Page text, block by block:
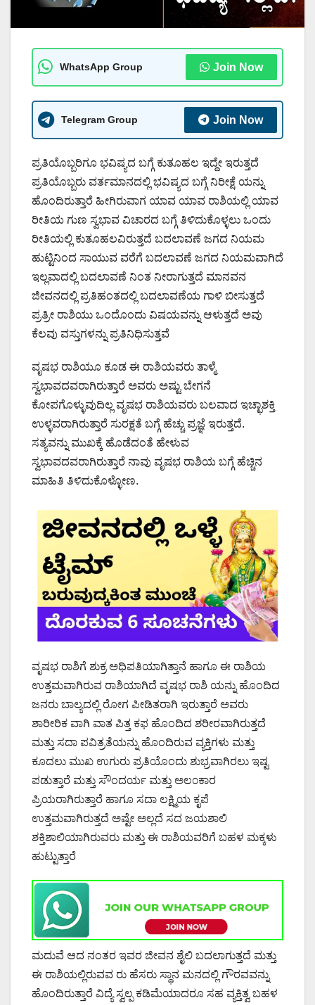
WhatsApp Group Join Now
Telegram Group Join Now
ಪ್ರತಿಯೊಬ್ಬರಿಗೂ ಭವಿಷ್ಯದ ಬಗ್ಗೆ ಕುತೂಹಲ ಇದ್ದೇ ಇರುತ್ತದೆ
ಪ್ರತಿಯೊಬ್ಬರು ವರ್ತಮಾನದಲ್ಲಿ ಭವಿಷ್ಯದ ಬಗ್ಗೆ ನಿರೀಕ್ಷೆ ಯನ್ನು
ಹೊಂದಿರುತ್ತಾರೆ ಹೀಗಿರುವಾಗ ಯಾವ ಯಾವ ರಾಶಿಯಲ್ಲಿ ಯಾವ
ರೀತಿಯ ಗುಣ ಸ್ವಭಾವ ವಿಚಾರದ ಬಗ್ಗೆ ತಿಳಿದುಕೊಳ್ಳಲು ಒಂದು
ರೀತಿಯಲ್ಲಿ ಕುತೂಹಲವಿರುತ್ತದೆ ಬದಲಾವಣೆ ಜಗದ ನಿಯಮ
ಹುಟ್ಟಿನಿಂದ ಸಾಯುವ ವರೆಗೆ ಬದಲಾವಣೆ ಜಗದ ನಿಯಮವಾಗಿದೆ
ಇಲ್ಲವಾದಲ್ಲಿ ಬದಲಾವಣೆ ನಿಂತ ನೀರಾಗುತ್ತದೆ ಮಾನವನ
ಜೀವನದಲ್ಲಿ ಪ್ರತಿಹಂತದಲ್ಲಿ ಬದಲಾವಣೆಯ ಗಾಳಿ ಬೀಸುತ್ತದೆ
ಪ್ರತ್ರೀ ರಾಶಿಯು ಒಂದೊಂದು ವಿಷಯವನ್ನು ಆಳುತ್ತದೆ ಅವು
ಕೆಲವು ವಸ್ತುಗಳನ್ನು ಪ್ರತಿನಿಧಿಸುತ್ತವೆ
ವೃಷಭ ರಾಶಿಯೂ ಕೂಡ ಈ ರಾಶಿಯವರು ತಾಳ್ಮೆ
ಸ್ವಭಾವದವರಾಗಿರುತ್ತಾರೆ ಅವರು ಅಷ್ಟು ಬೇಗನೆ
ಕೋಪಗೊಳ್ಳುವುದಿಲ್ಲ ವೃಷಭ ರಾಶಿಯವರು ಬಲವಾದ ಇಚ್ಛಾಶಕ್ತಿ
ಉಳ್ಳವರಾಗಿರುತ್ತಾರೆ ಸುರಕ್ಷತೆ ಬಗ್ಗೆ ಹೆಚ್ಚು ಪ್ರಜ್ಞೆ ಇರುತ್ತದೆ.
ಸತ್ಯವನ್ನು ಮುಖಕ್ಕೆ ಹೊಡೆದಂತೆ ಹೇಳುವ
ಸ್ವಭಾವದವರಾಗಿರುತ್ತಾರೆ ನಾವು ವೃಷಭ ರಾಶಿಯ ಬಗ್ಗೆ ಹೆಚ್ಚಿನ
ಮಾಹಿತಿ ತಿಳಿದುಕೊಳ್ಳೋಣ.
ವೃಷಭ ರಾಶಿಗೆ ಶುಕ್ರ ಅಧಿಪತಿಯಾಗಿತ್ತಾನೆ ಹಾಗೂ ಈ ರಾಶಿಯ
ಉತ್ತಮವಾಗಿರುವ ರಾಶಿಯಾಗಿದೆ ವೃಷಭ ರಾಶಿ ಯನ್ನು ಹೊಂದಿದ
ಜನರು ಬಾಲ್ಯದಲ್ಲಿ ರೋಗ ಪೀಡಿತರಾಗಿ ಇರುತ್ತಾರೆ ಅವರು
ಶಾರೀರಿಕ ವಾಗಿ ವಾತ ಪಿತ್ತ ಕಫ ಹೊಂದಿದ ಶರೀರವಾಗಿರುತ್ತದೆ
ಮತ್ತು ಸದಾ ಪವಿತ್ರತೆಯನ್ನು ಹೊಂದಿರುವ ವ್ಯಕ್ತಿಗಳು ಮತ್ತು
ಕೂದಲು ಮುಖ ಉಗುರು ಪ್ರತಿಯೊಂದು ಶುಭ್ರವಾಗಿರಲು ಇಷ್ಟ
ಪಡುತ್ತಾರೆ ಮತ್ತು ಸೌಂದರ್ಯ ಮತ್ತು ಅಲ೦ಕಾರ
ಪ್ರಿಯರಾಗಿರುತ್ತಾರೆ ಹಾಗೂ ಸದಾ ಲಕ್ಷ್ಮಿಯ ಕೃಪೆ
ಉತ್ತಮವಾಗಿರುತ್ತದೆ ಅಷ್ಟೇ ಅಲ್ಲದೆ ಸದ ಜಯಶಾಲಿ
ಶಕ್ತಿಶಾಲಿಯಾಗಿರುವರು ಮತ್ತು ಈ ರಾಶಿಯವರಿಗೆ ಬಹಳ ಮಕ್ಕಳು
ಹುಟ್ಟುತ್ತಾರೆ
ಮದುವೆ ಆದ ನಂತರ ಇವರ ಜೀವನ ಶೈಲಿ ಬದಲಾಗುತ್ತದೆ ಮತ್ತು
ಈ ರಾಶಿಯಲ್ಲಿರುವವ ರು ಹೆಸರು ಸ್ಥಾನ ಮನದಲ್ಲಿ ಗೌರವವನ್ನು
ಹೊಂದಿರುತ್ತಾರೆ ವಿದ್ಯೆ ಸ್ವಲ್ಪ ಕಡಿಮೆಯಾದರೂ ಸಹ ವ್ಯಕ್ತಿತ್ವ ಬಹಳ